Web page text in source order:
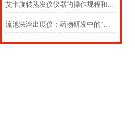
艾卡旋转蒸发仪仪器的操作规程和搬运要求
流池法溶出度仪：药物研发中的“精准利器”